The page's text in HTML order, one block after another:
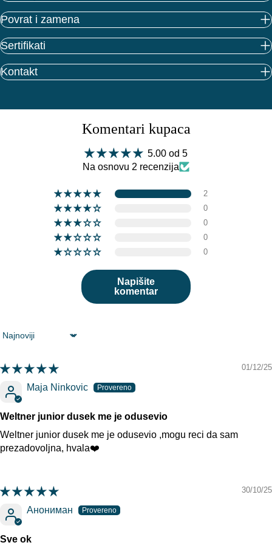
Povrat i zamena
Sertifikati
Kontakt
Komentari kupaca
5.00 od 5
Na osnovu 2 recenzija
2
0
0
0
0
Napišite
komentar
Sort by
01/12/25
Maja Ninkovic
Weltner junior dusek me je odusevio
Weltner junior dusek me je odusevio ,mogu reci da sam
prezadovoljna, hvala❤️
30/10/25
Анониман
Sve ok